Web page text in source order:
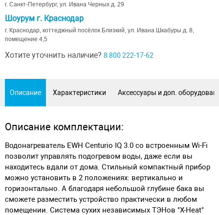
г. Санкт-Петербург, ул. Ивана Черных д. 29
Шоурум г. Краснодар
г. Краснодар, коттеджный посёлок Близкий, ул. Ивана Шкабуры д. 8,
помещение 4,5
Хотите уточнить наличие? 8 800 222-17-62
Описание Характеристики Аксессуары и доп.
Описание комплектации:
Водонагреватель EWH Centurio IQ 3.0 со встроенным Wi-Fi
позволит управлять подогревом воды, даже если вы
находитесь вдали от дома. Стильный компактный прибор
можно установить в 2 положениях: вертикально и
горизонтально. А благодаря небольшой глубине бака вы
сможете разместить устройство практически в любом
помещении. Система сухих независимых ТЭНов "X-Heat"